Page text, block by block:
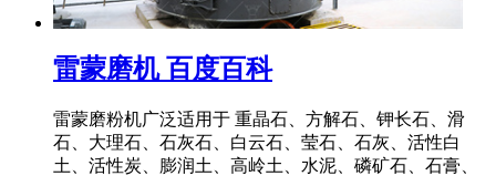
雷蒙磨机 百度百科
雷蒙磨粉机广泛适用于 重晶石、方解石、钾长石、滑
石、大理石、石灰石、白云石、莹石、石灰、活性白
土、活性炭、膨润土、高岭土、水泥、磷矿石、石膏、